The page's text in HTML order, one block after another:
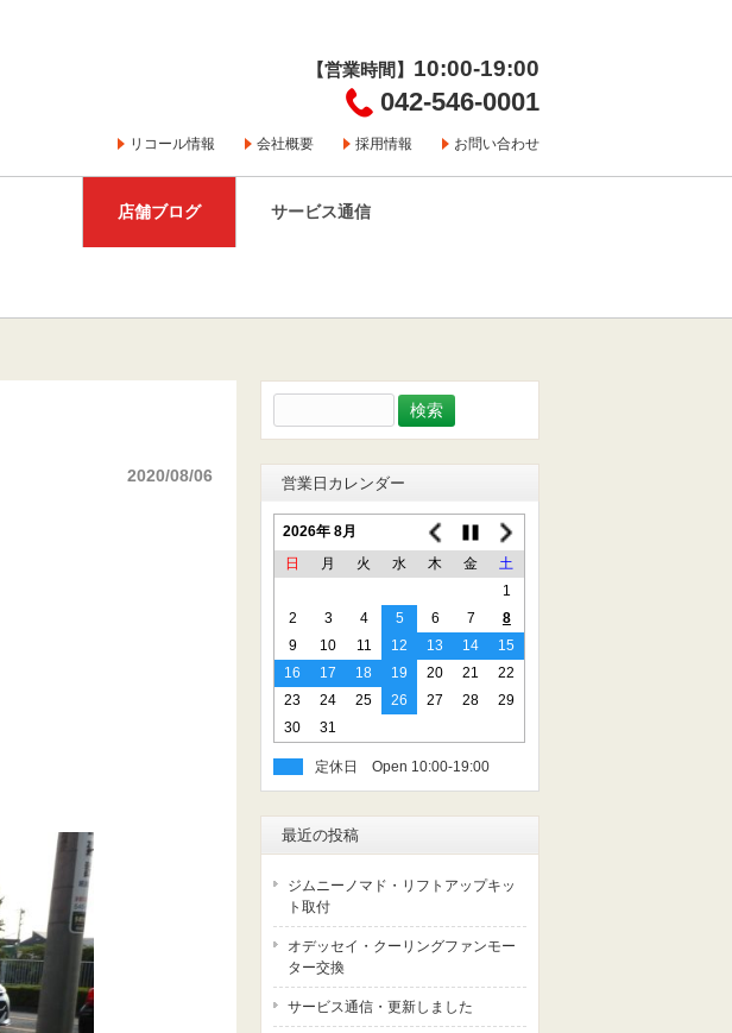
【営業時間】 10:00-19:00
042-546-0001
リコール情報 会社概要 採用情報 お問い合わせ
店舗ブログ サービス通信
2020/08/06
索:
営業日カレンダー
2026年 8月
日
月 火 水 木 金
土
1
2
3 4 5 6 7
8
9
10 11 12 13 14
15
16
17 18 19 20 21
22
23
24 25 26 27 28
29
30
31
定休日
最近の投稿
ジムニーノマド・リフトアップキッ
ト取付
オデッセイ・クーリングファンモー
ター交換
サービス通信・更新しました